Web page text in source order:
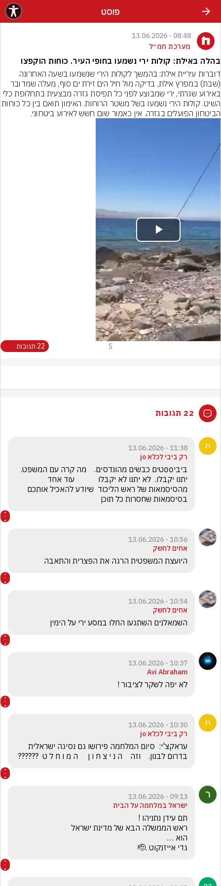
פוסט
08:48 - 13.06.2026
מערכת חמ״ל
בהלה באילת: קולות ירי נשמעו בחופי העיר. כוחות הוקפצו
השיט. קולות הירי נשמעו בשל משטר
הביטחון הפועלים בגזרה. אין כאמור שום חשש לאירוע ביטחוני.
Play
Video
5 22 תגובות
22 תגובות
11:38 - 13.06.2026
רק ביבי לכלא jo
בסיסמאות שחסרות כל תוכן
10:56 - 13.06.2026
אחים לחשק
היועצת המשפטית הרגה את הפצרית והתאבה
10:54 - 13.06.2026
אחים לחשק
השמאלנים השתגעו החלו במסע ירי על הימין
10:37 - 13.06.2026
Avi Abraham
לא יפה לשקר לציבור !
10:30 - 13.06.2026
רק ביבי לכלא jo
בדרום לבנון.    וזה    ה נ י צ ח ו ן     ה מ ו ח ל ט  ??????
09:13 - 13.06.2026
ישראל במלחמה על הבית
גדי אייזנקוט .🫡